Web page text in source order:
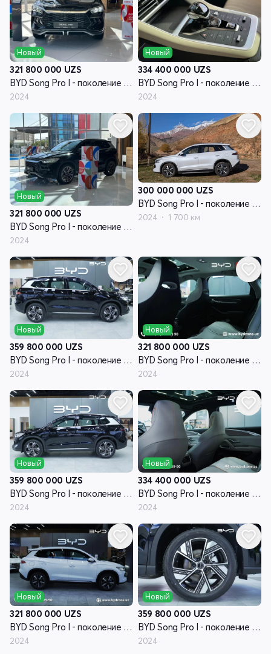
Новый
321 800 000 UZS
BYD Song Pro I - поколение рестайлинг
2024
Новый
334 400 000 UZS
BYD Song Pro I - поколение рестайлинг
2024
Новый
321 800 000 UZS
BYD Song Pro I - поколение рестайлинг
2024
300 000 000 UZS
BYD Song Pro I - поколение рестайлинг
2024 1 700 км
Новый
359 800 000 UZS
BYD Song Pro I - поколение рестайлинг
2024
Новый
321 800 000 UZS
BYD Song Pro I - поколение рестайлинг
2024
Новый
359 800 000 UZS
BYD Song Pro I - поколение рестайлинг
2024
Новый
334 400 000 UZS
BYD Song Pro I - поколение рестайлинг
2024
Новый
321 800 000 UZS
BYD Song Pro I - поколение рестайлинг
2024
Новый
359 800 000 UZS
BYD Song Pro I - поколение рестайлинг
2024